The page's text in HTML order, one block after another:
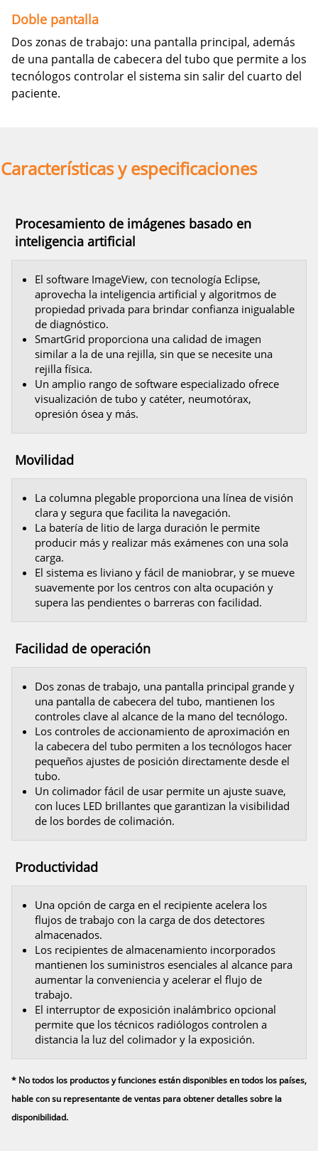
Doble pantalla
Dos zonas de trabajo: una pantalla principal, además
de una pantalla de cabecera del tubo que permite a los
tecnólogos controlar el sistema sin salir del cuarto del
paciente.
Características y especificaciones
Procesamiento de imágenes basado en
inteligencia artificial
El software ImageView, con tecnología Eclipse,
aprovecha la inteligencia artificial y algoritmos de
propiedad privada para brindar confianza inigualable
de diagnóstico.
SmartGrid proporciona una calidad de imagen
similar a la de una rejilla, sin que se necesite una
rejilla física.
Un amplio rango de software especializado ofrece
visualización de tubo y catéter, neumotórax,
opresión ósea y más.
Movilidad
La columna plegable proporciona una línea de visión
clara y segura que facilita la navegación.
La batería de litio de larga duración le permite
producir más y realizar más exámenes con una sola
carga.
El sistema es liviano y fácil de maniobrar, y se mueve
suavemente por los centros con alta ocupación y
supera las pendientes o barreras con facilidad.
Facilidad de operación
Dos zonas de trabajo, una pantalla principal grande y
una pantalla de cabecera del tubo, mantienen los
controles clave al alcance de la mano del tecnólogo.
Los controles de accionamiento de aproximación en
la cabecera del tubo permiten a los tecnólogos hacer
pequeños ajustes de posición directamente desde el
tubo.
Un colimador fácil de usar permite un ajuste suave,
con luces LED brillantes que garantizan la visibilidad
de los bordes de colimación.
Productividad
Una opción de carga en el recipiente acelera los
flujos de trabajo con la carga de dos detectores
almacenados.
Los recipientes de almacenamiento incorporados
mantienen los suministros esenciales al alcance para
aumentar la conveniencia y acelerar el flujo de
trabajo.
El interruptor de exposición inalámbrico opcional
permite que los técnicos radiólogos controlen a
distancia la luz del colimador y la exposición.
* No todos los productos y funciones están disponibles en todos los países,
hable con su representante de ventas para obtener detalles sobre la
disponibilidad.